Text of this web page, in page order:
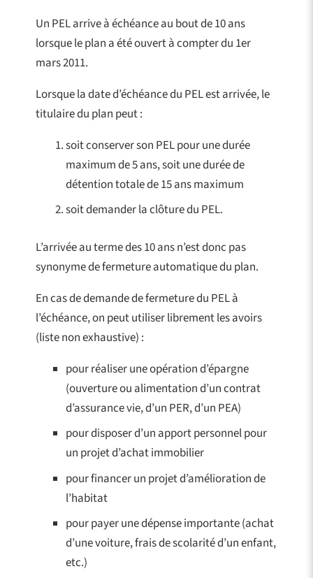
Un PEL arrive à échéance au bout de 10 ans
lorsque le plan a été ouvert à compter du 1er
mars 2011.
Lorsque la date d’échéance du PEL est arrivée, le
titulaire du plan peut :
soit conserver son PEL pour une durée
maximum de 5 ans, soit une durée de
détention totale de 15 ans maximum
soit demander la clôture du PEL.
L’arrivée au terme des 10 ans n’est donc pas
synonyme de fermeture automatique du plan.
En cas de demande de fermeture du PEL à
l’échéance, on peut utiliser librement les avoirs
(liste non exhaustive) :
pour réaliser une opération d’épargne
(ouverture ou alimentation d’un contrat
d’assurance vie, d’un PER, d’un PEA)
pour disposer d’un apport personnel pour
un projet d’achat immobilier
pour financer un projet d’amélioration de
l’habitat
pour payer une dépense importante (achat
d’une voiture, frais de scolarité d’un enfant,
etc.)